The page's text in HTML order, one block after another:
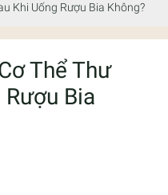
Khi Uống Rượu Bia Không?
Thể Thư
Rượu Bia